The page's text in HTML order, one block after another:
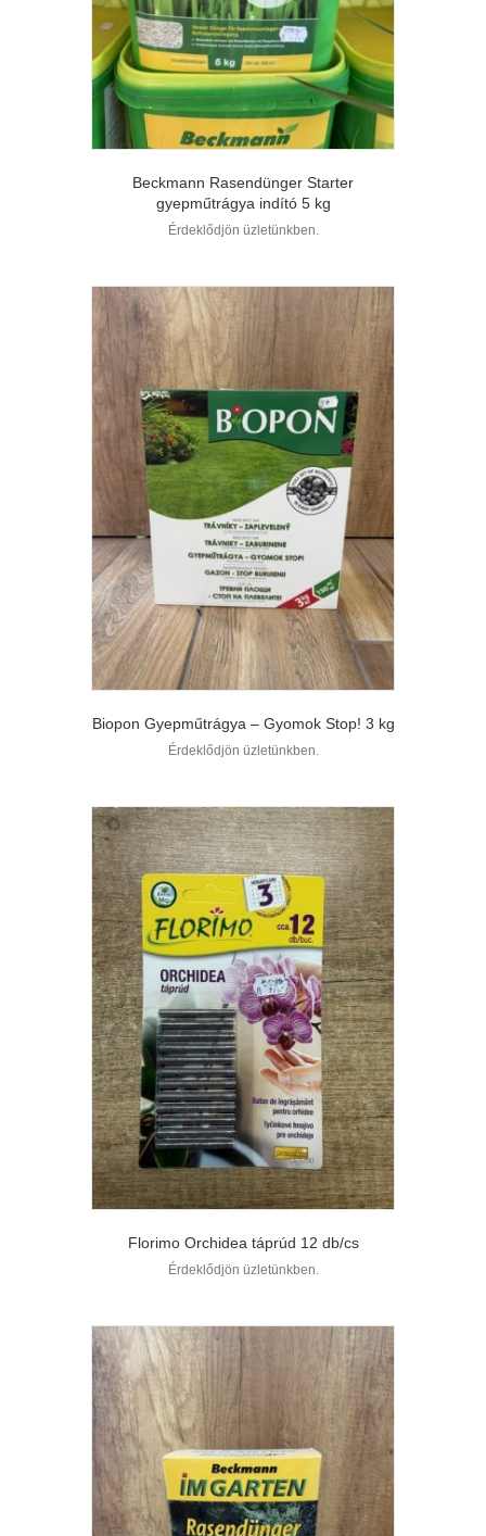
Beckmann Rasendünger Starter
gyepműtrágya indító 5 kg
Érdeklődjön üzletünkben.
Biopon Gyepműtrágya – Gyomok Stop! 3 kg
Érdeklődjön üzletünkben.
Florimo Orchidea táprúd 12 db/cs
Érdeklődjön üzletünkben.